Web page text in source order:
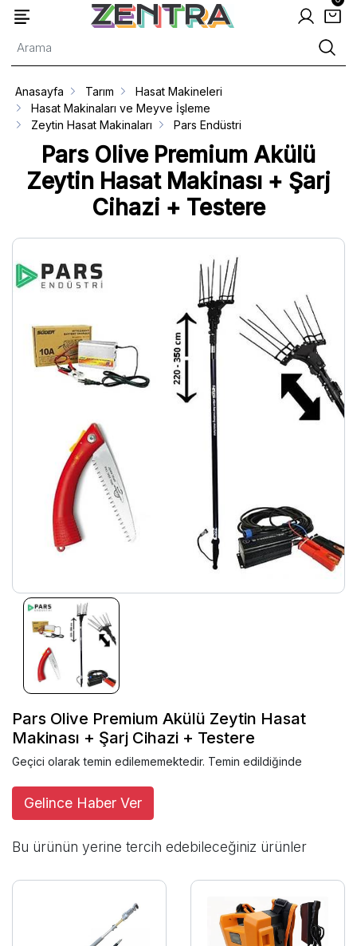
Pars Olive Premium Akülü
Zeytin Hasat Makinası + Şarj
Cihazi + Testere
Anasayfa Tarım
Hasat Makineleri
Hasat Makinaları ve Meyve İşleme
Zeytin Hasat Makinaları
Pars Endüstri
Pars Olive Premium Akülü Zeytin Hasat
Makinası + Şarj Cihazi + Testere
Geçici olarak temin edilememektedir. Temin edildiğinde
Gelince Haber Ver
Bu ürünün yerine tercih edebileceğiniz ürünler